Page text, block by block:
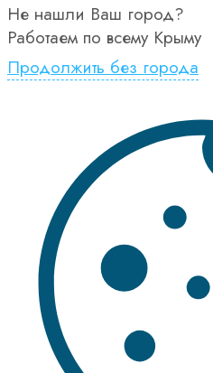
Не нашли Ваш город?
Работаем по всему Крыму
Продолжить без города